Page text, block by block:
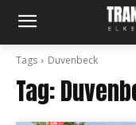
Tags Duvenbeck
Tag: